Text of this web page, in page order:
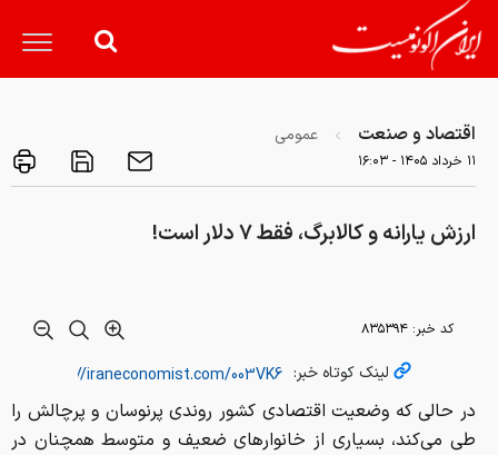
اقتصاد و صنعت عمومی
۱۱ خرداد ۱۴۰۵ - ۱۶:۰۳
ارزش یارانه و کالابرگ، فقط ۷ دلار است!
کد خبر: ۸۳۵۳۹۴
لینک کوتاه خبر:
در حالی که وضعیت اقتصادی کشور روندی پرنوسان و پرچالش را
طی می‌کند، بسیاری از خانوارهای ضعیف و متوسط همچنان در